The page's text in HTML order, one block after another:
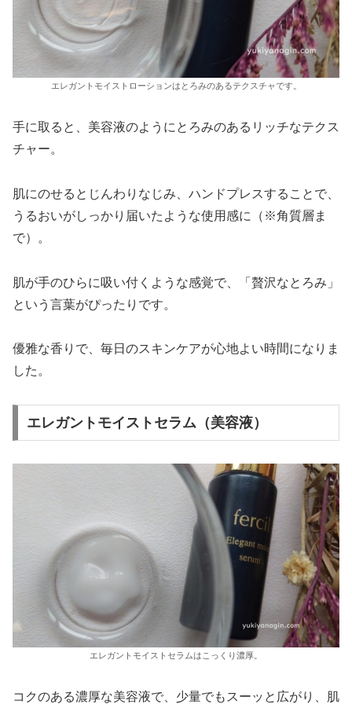
エレガントモイストローションはとろみのあるテクスチャです。
手に取ると、美容液のようにとろみのあるリッチなテクス
チャー。
肌にのせるとじんわりなじみ、ハンドプレスすることで、
うるおいがしっかり届いたような使用感に（※角質層ま
で）。
肌が手のひらに吸い付くような感覚で、「贅沢なとろみ」
という言葉がぴったりです。
優雅な香りで、毎日のスキンケアが心地よい時間になりま
した。
エレガントモイストセラム（美容液）
エレガントモイストセラムはこっくり濃厚。
コクのある濃厚な美容液で、少量でもスーッと広がり、肌